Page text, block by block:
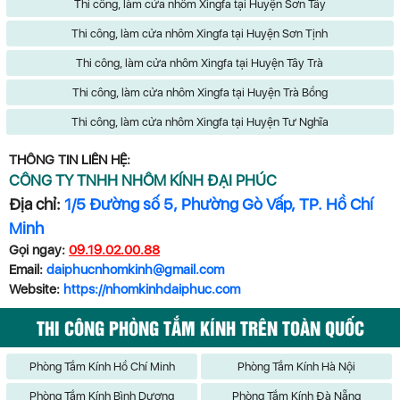
Thi công, làm cửa nhôm Xingfa tại Huyện Sơn Tây
Thi công, làm cửa nhôm Xingfa tại Huyện Sơn Tịnh
Thi công, làm cửa nhôm Xingfa tại Huyện Tây Trà
Thi công, làm cửa nhôm Xingfa tại Huyện Trà Bồng
Thi công, làm cửa nhôm Xingfa tại Huyện Tư Nghĩa
THÔNG TIN LIÊN HỆ:
CÔNG TY TNHH NHÔM KÍNH ĐẠI PHÚC
Địa chỉ: 1/5 Đường số 5, Phường Gò Vấp, TP. Hồ Chí
Minh
Gọi ngay: 09.19.02.00.88
Email: daiphucnhomkinh@gmail.com
Website: https://nhomkinhdaiphuc.com
THI CÔNG PHÒNG TẮM KÍNH TRÊN TOÀN QUỐC
Phòng Tắm Kính Hồ Chí Minh Phòng Tắm Kính Hà Nội
Phòng Tắm Kính Bình Dương Phòng Tắm Kính Đà Nẵng